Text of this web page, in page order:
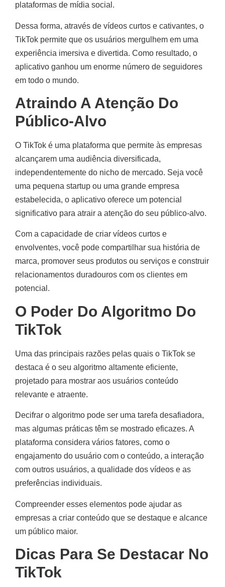
plataformas de mídia social.
Dessa forma, através de vídeos curtos e cativantes, o
TikTok permite que os usuários mergulhem em uma
experiência imersiva e divertida. Como resultado, o
aplicativo ganhou um enorme número de seguidores
em todo o mundo.
Atraindo A Atenção Do
Público-Alvo
O TikTok é uma plataforma que permite às empresas
alcançarem uma audiência diversificada,
independentemente do nicho de mercado. Seja você
uma pequena startup ou uma grande empresa
estabelecida, o aplicativo oferece um potencial
significativo para atrair a atenção do seu público-alvo.
Com a capacidade de criar vídeos curtos e
envolventes, você pode compartilhar sua história de
marca, promover seus produtos ou serviços e construir
relacionamentos duradouros com os clientes em
potencial.
O Poder Do Algoritmo Do
TikTok
Uma das principais razões pelas quais o TikTok se
destaca é o seu algoritmo altamente eficiente,
projetado para mostrar aos usuários conteúdo
relevante e atraente.
Decifrar o algoritmo pode ser uma tarefa desafiadora,
mas algumas práticas têm se mostrado eficazes. A
plataforma considera vários fatores, como o
engajamento do usuário com o conteúdo, a interação
com outros usuários, a qualidade dos vídeos e as
preferências individuais.
Compreender esses elementos pode ajudar as
empresas a criar conteúdo que se destaque e alcance
um público maior.
Dicas Para Se Destacar No
TikTok